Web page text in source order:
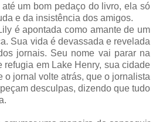
um bom pedaço do livro, ela só
e da insistência dos amigos.
é apontada como amante de um
Sua vida é devassada e revelada
jornais. Seu nome vai parar na
refugia em Lake Henry, sua cidade
o jornal volte atrás, que o jornalista
desculpas, dizendo que tudo